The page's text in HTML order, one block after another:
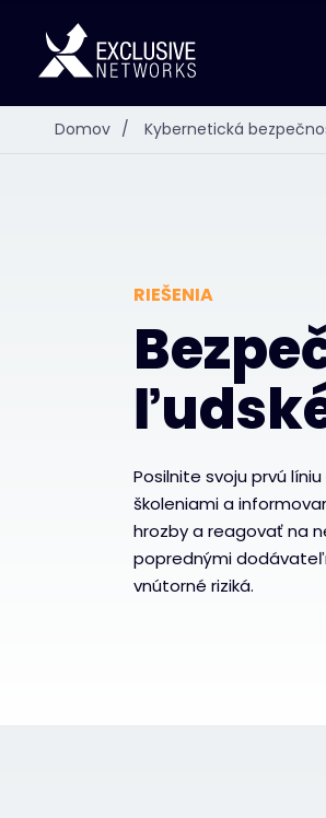
Domov / Kybernetická
RIEŠENIA
Posilnite svoju prvú
školeniami a
hrozby a reagovať na
poprednými
vnútorné riziká.